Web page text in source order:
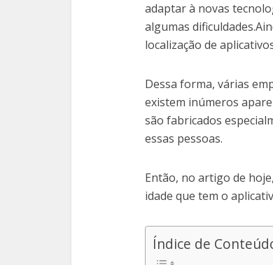
adaptar à novas
algumas
localização de
Dessa forma, várias
existem inúmeros
são fabricados
essas pessoas.
Então, no artigo de
idade que tem o
Índice de